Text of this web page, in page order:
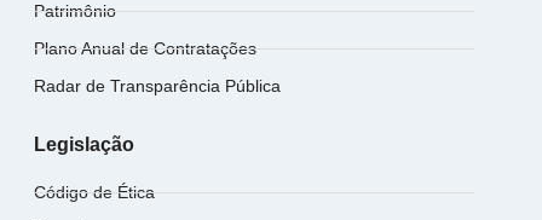
Patrimônio
Plano Anual de Contratações
Radar de Transparência Pública
Legislação
Código de Ética